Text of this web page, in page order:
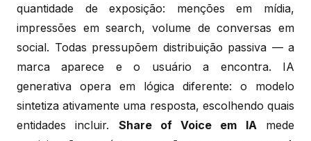
quantidade de exposição: menções em mídia,
impressões em search, volume de conversas em
social. Todas pressupõem distribuição passiva — a
marca aparece e o usuário a encontra. IA
generativa opera em lógica diferente: o modelo
sintetiza ativamente uma resposta, escolhendo quais
entidades incluir. Share of Voice em IA mede